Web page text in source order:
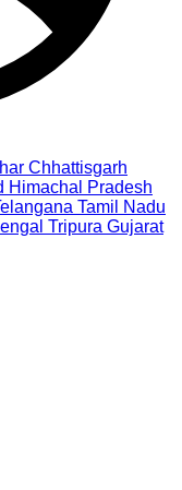
Chhattisgarh
Himachal Pradesh
Tamil Nadu
Tripura Gujarat